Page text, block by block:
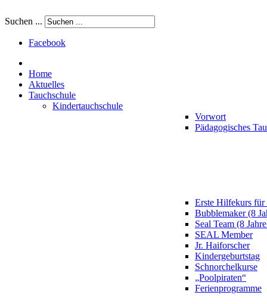
Suchen ...
Facebook
Home
Aktuelles
Tauchschule
Kindertauchschule
Vorwort
Pädagogisches
Erste Hilfekurs
Bubblemaker (8
Seal Team (8
SEAL Member
Jr. Haiforscher
Kindergeburtstag
Schnorchelkurse
„Poolpiraten“
Ferienprogramme